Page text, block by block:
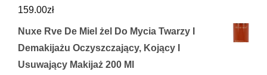
159.00zł
Nuxe Rve De Miel żel Do Mycia Twarzy I
Demakijażu Oczyszczający, Kojący I
Usuwający Makijaż 200 Ml